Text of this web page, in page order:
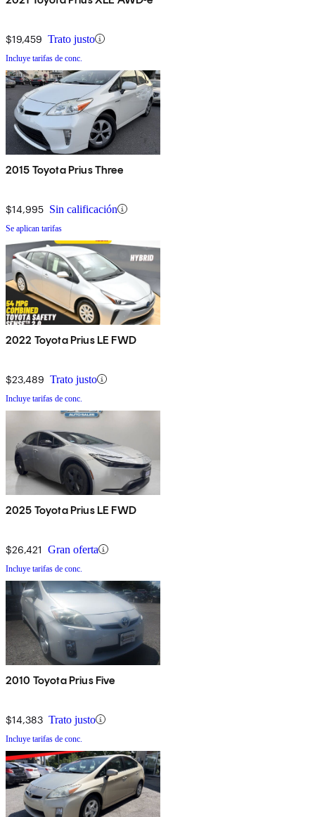
$19,459 Trato justo
Incluye tarifas de conc.
2015 Toyota Prius Three
$14,995 Sin calificación
Se aplican tarifas
2022 Toyota Prius LE FWD
$23,489 Trato justo
Incluye tarifas de conc.
2025 Toyota Prius LE FWD
$26,421 Gran oferta
Incluye tarifas de conc.
2010 Toyota Prius Five
$14,383 Trato justo
Incluye tarifas de conc.